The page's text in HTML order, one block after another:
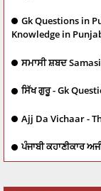
Gk Questions in
Knowledge in
ਸਮਾਸੀ ਸ਼ਬਦ
ਸਿੱਖ ਗੁਰੂ - Gk
Ajj Da Vichaar -
ਪੰਜਾਬੀ ਕਹਾਣੀਕਾਰ